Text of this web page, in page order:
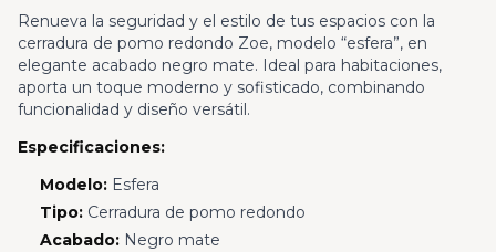
Renueva la seguridad y el estilo de tus espacios con la
cerradura de pomo redondo Zoe, modelo “esfera”, en
elegante acabado negro mate. Ideal para habitaciones,
aporta un toque moderno y sofisticado, combinando
funcionalidad y diseño versátil.
Especificaciones:
Modelo:Esfera
Tipo:Cerradura de pomo redondo
Acabado:Negro mate